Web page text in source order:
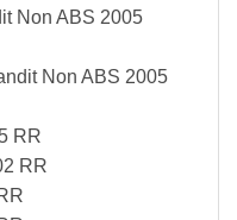
Non ABS 2005
Non ABS 2005
RR
RR